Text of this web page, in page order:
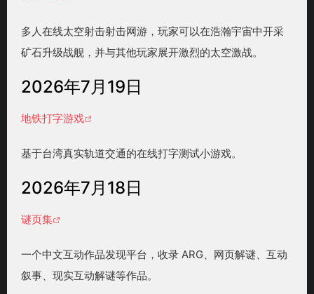
多人在线太空射击射击网游，玩家可以在浩瀚宇宙中开采
矿石升级战舰，并与其他玩家展开激烈的太空激战。
2026年7月19日
地铁打字游戏
基于台湾真实轨道交通的在线打字测试小游戏。
2026年7月18日
谜页集
一个中文互动作品发现平台，收录 ARG、网页解谜、互动
叙事、现实互动解谜等作品。